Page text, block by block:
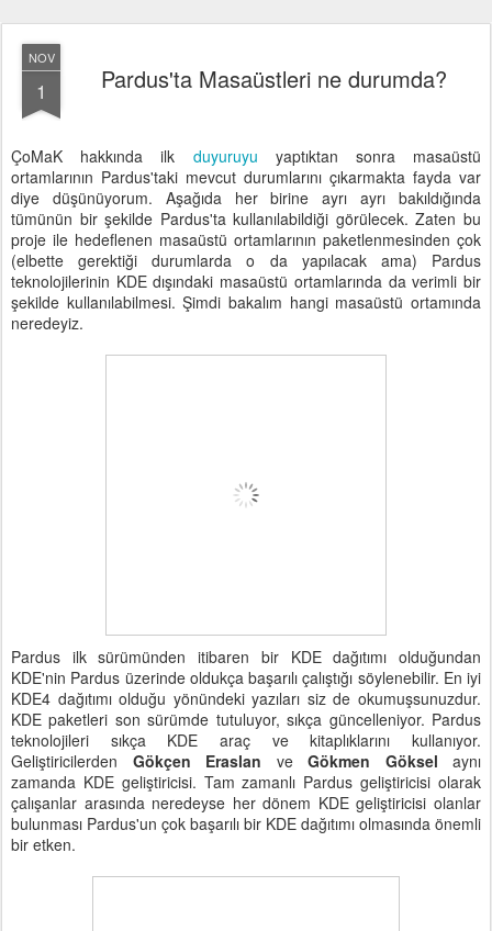
NOV
1 Pardus'ta Masaüstleri ne durumda?
ÇoMaK hakkında ilk duyuruyu yaptıktan sonra masaüstü
ortamlarının Pardus'taki mevcut durumlarını çıkarmakta fayda var
diye düşünüyorum. Aşağıda her birine ayrı ayrı bakıldığında
tümünün bir şekilde Pardus'ta kullanılabildiği görülecek. Zaten bu
proje ile hedeflenen masaüstü ortamlarının paketlenmesinden çok
(elbette gerektiği durumlarda o da yapılacak ama) Pardus
teknolojilerinin KDE dışındaki masaüstü ortamlarında da verimli bir
şekilde kullanılabilmesi. Şimdi bakalım hangi masaüstü ortamında
neredeyiz.
Pardus ilk sürümünden itibaren bir KDE dağıtımı olduğundan
KDE'nin Pardus üzerinde oldukça başarılı çalıştığı söylenebilir. En iyi
KDE4 dağıtımı olduğu yönündeki yazıları siz de okumuşsunuzdur.
KDE paketleri son sürümde tutuluyor, sıkça güncelleniyor. Pardus
teknolojileri sıkça KDE araç ve kitaplıklarını kullanıyor.
Geliştiricilerden Gökçen Eraslan ve Gökmen Göksel aynı
zamanda KDE geliştiricisi. Tam zamanlı Pardus geliştiricisi olarak
çalışanlar arasında neredeyse her dönem KDE geliştiricisi olanlar
bulunması Pardus'un çok başarılı bir KDE dağıtımı olmasında önemli
bir etken.